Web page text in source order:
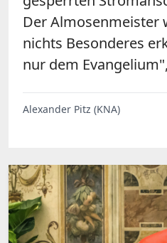
Der Almosenmeister
nichts Besonderes
nur dem
Alexander Pitz (KNA)